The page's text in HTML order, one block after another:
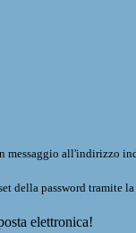
messaggio all'indirizzo
della password tramite la
elettronica!